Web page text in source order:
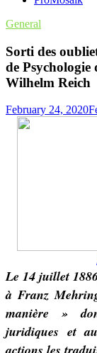
General
Sorti des
de Psychologie
Wilhelm Reich
February 24, 2020
Le 14 juillet
à Franz
manière »
juridiques et